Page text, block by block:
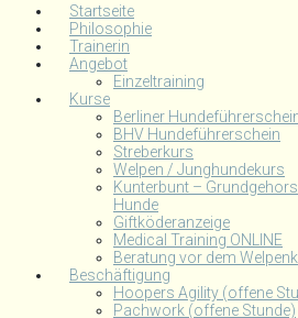
Startseite
Philosophie
Trainerin
Angebot
Einzeltraining
Kurse
Berliner
BHV Hundeführerschein
Streberkurs
Welpen / Junghundekurs
Kunterbunt –
Hunde
Giftköderanzeige
Medical Training ONLINE
Beratung vor dem
Beschäftigung
Hoopers Agility (offene
Pachwork (offene Stunde)